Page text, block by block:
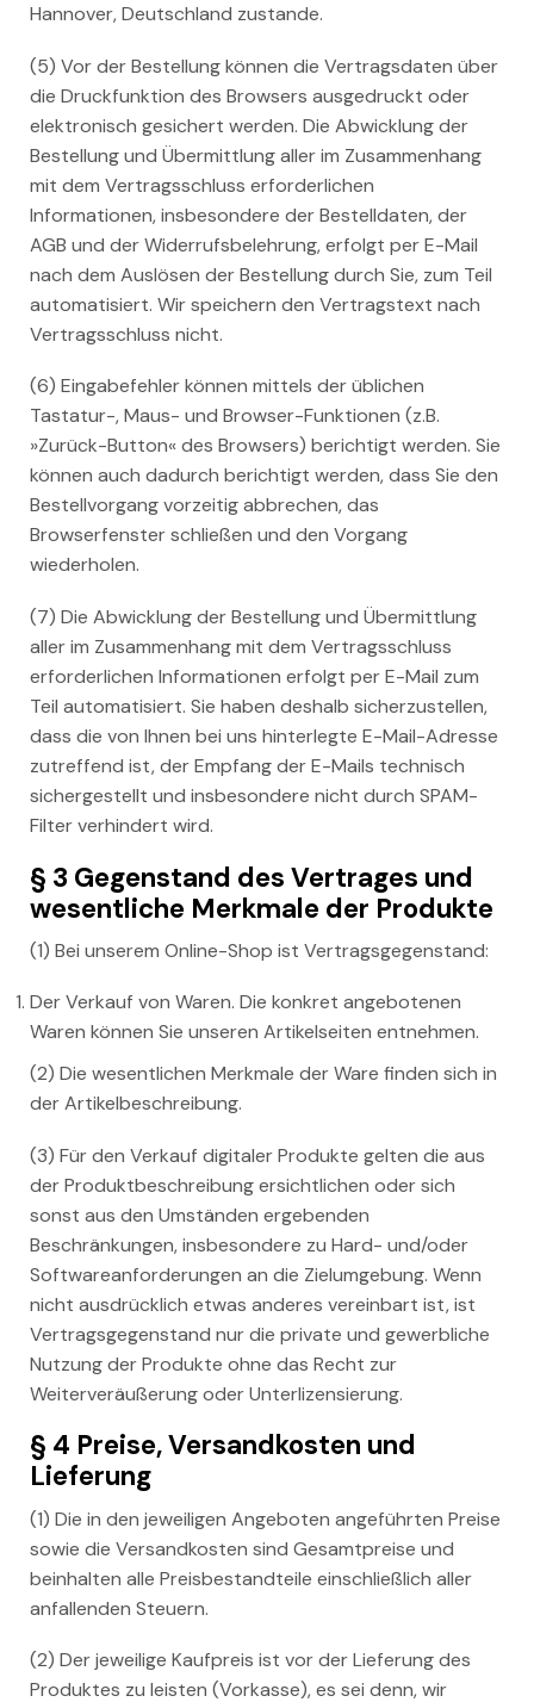
Hannover, Deutschland zustande.
(5) Vor der Bestellung können die Vertragsdaten über
die Druckfunktion des Browsers ausgedruckt oder
elektronisch gesichert werden. Die Abwicklung der
Bestellung und Übermittlung aller im Zusammenhang
mit dem Vertragsschluss erforderlichen
Informationen, insbesondere der Bestelldaten, der
AGB und der Widerrufsbelehrung, erfolgt per E-Mail
nach dem Auslösen der Bestellung durch Sie, zum Teil
automatisiert. Wir speichern den Vertragstext nach
Vertragsschluss nicht.
(6) Eingabefehler können mittels der üblichen
Tastatur-, Maus- und Browser-Funktionen (z.B.
»Zurück-Button« des Browsers) berichtigt werden. Sie
können auch dadurch berichtigt werden, dass Sie den
Bestellvorgang vorzeitig abbrechen, das
Browserfenster schließen und den Vorgang
wiederholen.
(7) Die Abwicklung der Bestellung und Übermittlung
aller im Zusammenhang mit dem Vertragsschluss
erforderlichen Informationen erfolgt per E-Mail zum
Teil automatisiert. Sie haben deshalb sicherzustellen,
dass die von Ihnen bei uns hinterlegte E-Mail-Adresse
zutreffend ist, der Empfang der E-Mails technisch
sichergestellt und insbesondere nicht durch SPAM-
Filter verhindert wird.
§ 3 Gegenstand des Vertrages und
wesentliche Merkmale der Produkte
(1) Bei unserem Online-Shop ist Vertragsgegenstand:
Der Verkauf von Waren. Die konkret angebotenen
Waren können Sie unseren Artikelseiten entnehmen.
(2) Die wesentlichen Merkmale der Ware finden sich in
der Artikelbeschreibung.
(3) Für den Verkauf digitaler Produkte gelten die aus
der Produktbeschreibung ersichtlichen oder sich
sonst aus den Umständen ergebenden
Beschränkungen, insbesondere zu Hard- und/oder
Softwareanforderungen an die Zielumgebung. Wenn
nicht ausdrücklich etwas anderes vereinbart ist, ist
Vertragsgegenstand nur die private und gewerbliche
Nutzung der Produkte ohne das Recht zur
Weiterveräußerung oder Unterlizensierung.
§ 4 Preise, Versandkosten und
Lieferung
(1) Die in den jeweiligen Angeboten angeführten Preise
sowie die Versandkosten sind Gesamtpreise und
beinhalten alle Preisbestandteile einschließlich aller
anfallenden Steuern.
(2) Der jeweilige Kaufpreis ist vor der Lieferung des
Produktes zu leisten (Vorkasse), es sei denn, wir